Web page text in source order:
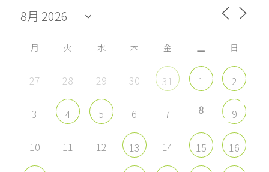
を
Facebook
示
を
Twitter
を
Instagram
YouTube
示
月 火 水 木 金 土 日
27 28 29 30 31 1 2
3 4 5 6 7 8 9
10 11 12 13 14 15 16